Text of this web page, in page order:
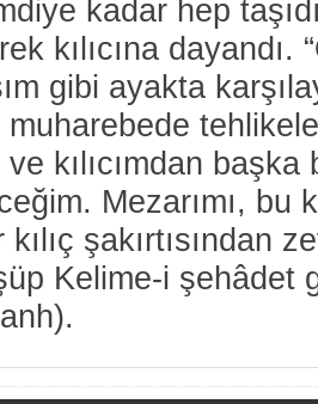
kadar hep
kılıcına dayandı.
gibi ayakta
muharebede
kılıcımdan
Mezarımı, bu
şakırtısından
Kelime-i şehâdet